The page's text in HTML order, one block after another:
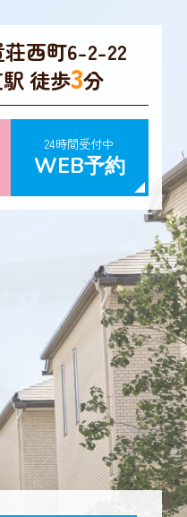
西町6-2-22
徒歩3分
24時間受付中
WEB予約